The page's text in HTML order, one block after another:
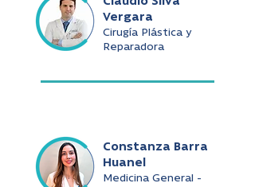
Vergara
Cirugía Plástica y
Reparadora
Constanza Barra
Huanel
Medicina General -